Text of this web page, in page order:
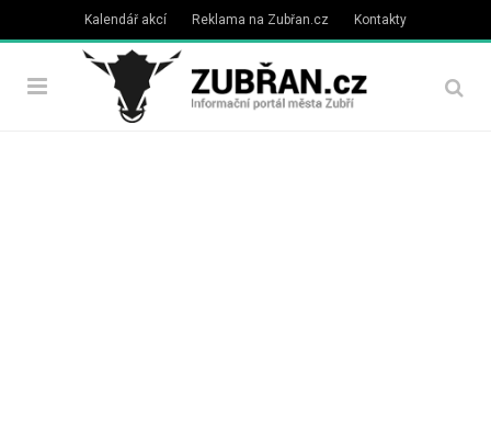
Kalendář akcí Reklama na Zubřan.cz Kontakty